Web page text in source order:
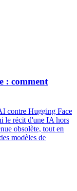
: comment
contre Hugging Face
le récit d'une IA hors
obsolète, tout en
modèles de